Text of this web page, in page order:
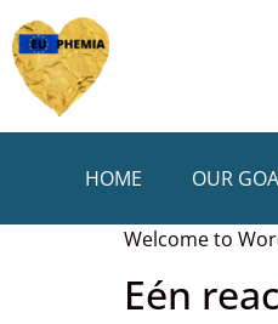
HOME OUR
Welcome to
Eén